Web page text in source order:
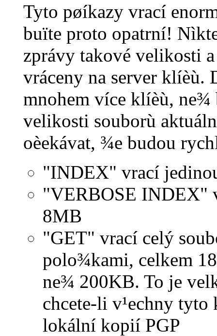
Tyto pøíkazy vrací
buïte proto opatrní!
zprávy takové velikosti
vráceny na server klíèù.
mnohem více klíèù, ne¾
velikosti souborù
oèekávat, ¾e budou
"INDEX" vrací
"VERBOSE INDEX"
8MB
"GET" vrací celý
polo¾kami, celkem
ne¾ 200KB. To je
chcete-li v¹echny tyto
lokální kopií PGP